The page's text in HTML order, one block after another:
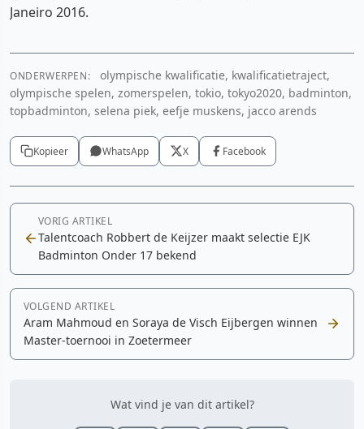
Janeiro 2016.
ONDERWERPEN:
olympische kwalificatie, kwalificatietraject,
olympische spelen, zomerspelen, tokio, tokyo2020, badminton,
topbadminton, selena piek, eefje muskens, jacco arends
Kopieer WhatsApp X Facebook
VORIG ARTIKEL
Talentcoach Robbert de Keijzer maakt selectie EJK
Badminton Onder 17 bekend
VOLGEND ARTIKEL
Aram Mahmoud en Soraya de Visch Eijbergen winnen
Master-toernooi in Zoetermeer
Wat vind je van dit artikel?